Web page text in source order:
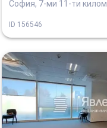
София, 7-ми 11-ти
ID 156546